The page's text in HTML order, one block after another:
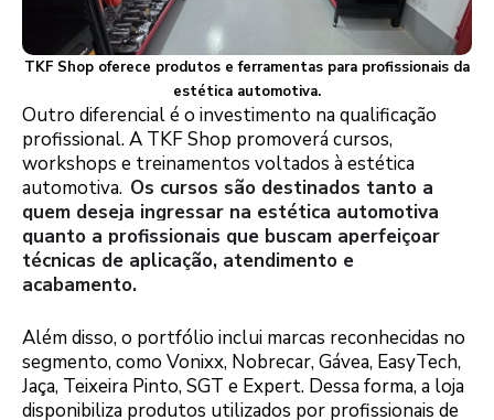
TKF Shop oferece produtos e ferramentas para profissionais da
estética automotiva.
Outro diferencial é o investimento na qualificação
profissional. A TKF Shop promoverá cursos,
workshops e treinamentos voltados à estética
automotiva. Os cursos são destinados tanto a
quem deseja ingressar na estética automotiva
quanto a profissionais que buscam aperfeiçoar
técnicas de aplicação, atendimento e
acabamento.
Além disso, o portfólio inclui marcas reconhecidas no
segmento, como Vonixx, Nobrecar, Gávea, EasyTech,
Jaça, Teixeira Pinto, SGT e Expert. Dessa forma, a loja
disponibiliza produtos utilizados por profissionais de